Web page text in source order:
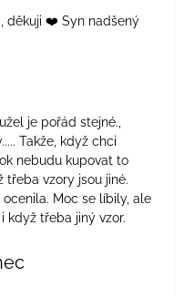
děkuji ❤️ Syn nadšený
je 4 z 5 hvězdiček.
je pořád stejné.,
Takže, když chci
nebudu kupovat to
třeba vzory jsou jiné.
Moc se líbily, ale
když třeba jiný vzor.
je 5 z 5 hvězdiček.